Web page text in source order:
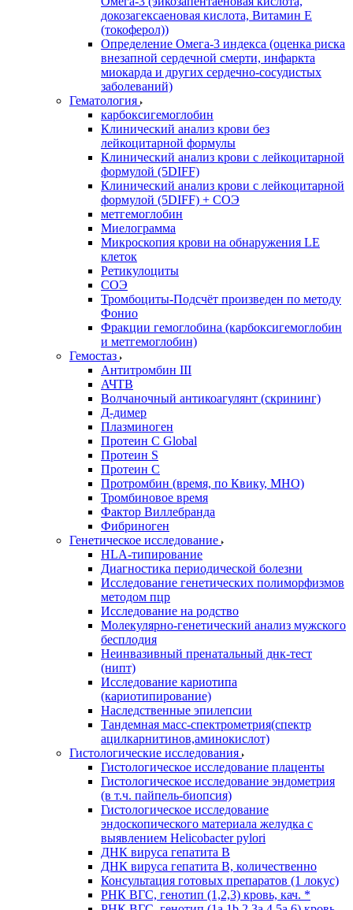
докозагексаеновая кислота, Витамин E
(токоферол))
Определение Омега-3 индекса (оценка риска
внезапной сердечной смерти, инфаркта
миокарда и других сердечно-сосудистых
заболеваний)
Гематология
карбоксигемоглобин
Клинический анализ крови без
лейкоцитарной формулы
Клинический анализ крови с лейкоцитарной
формулой (5DIFF)
Клинический анализ крови с лейкоцитарной
формулой (5DIFF) + СОЭ
метгемоглобин
Миелограмма
Микроскопия крови на обнаружения LE
клеток
Ретикулоциты
СОЭ
Тромбоциты-Подсчёт произведен по методу
Фонио
Фракции гемоглобина (карбоксигемоглобин
и метгемоглобин)
Гемостаз
Антитромбин III
АЧТВ
Волчаночный антикоагулянт (скрининг)
Д-димер
Плазминоген
Протеин C Global
Протеин S
Протеин С
Протромбин (время, по Квику, МНО)
Тромбиновое время
Фактор Виллебранда
Фибриноген
Генетическое исследование
HLA-типирование
Диагностика периодической болезни
Исследование генетических полиморфизмов
методом пцр
Исследование на родство
Молекулярно-генетический анализ мужского
бесплодия
Неинвазивный пренатальный днк-тест
(нипт)
Исследование кариотипа
(кариотипирование)
Наследственные эпилепсии
Тандемная масс-спектрометрия(спектр
ацилкарнитинов,аминокислот)
Гистологические исследования
Гистологическое исследование плаценты
Гистологическое исследование эндометрия
(в т.ч. пайпель-биопсия)
Гистологическое исследование
эндоскопического материала желудка с
выявлением Helicobacter pylori
ДНК вируса гепатита B
ДНК вируса гепатита B, количественно
Консультация готовых препаратов (1 локус)
РНК ВГC, генотип (1,2,3) кровь, кач. *